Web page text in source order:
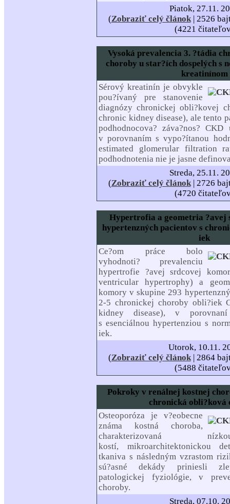
Piatok, 27.11.
(Zobraziť celý článok| 2526
(4221
Vysoká prevalencia 3. ?tádia
choroby u star?ích dospelých s
kreatinínom
Sérový kreatinín je obvykle
pou?ívaný pre stanovenie
diagnózy chronickej obli?kovej
chronic kidney disease), ale tento
podhodnocova? záva?nos?
v porovnaním s vypo?ítanou
estimated glomerular filtration
podhodnotenia nie je jasne
Streda, 25.11.
(Zobraziť celý článok| 2726
(4720
Hypertrofia a geometria ?avej
hypertenzných pacientov s
iek
Ce?om práce bolo
vyhodnoti? prevalenciu
hypertrofie ?avej srdcovej
ventricular hypertrophy) a
komory v skupine 293
2-5 chronickej choroby obli?iek
kidney disease), v
s esenciálnou hypertenziou s
iek.
Utorok, 10.11.
(Zobraziť celý článok| 2864
(5488
Pokroky v renálnej kostnej
chronická obli?ková
Osteoporóza je v?eobecne
známa kostná choroba,
charakterizovaná
kostí, mikroarchitektonickou
tkaniva s následným vzrastom
sú?asné dekády priniesli
patologickej fyziológie, v
choroby.
Streda, 07.10.